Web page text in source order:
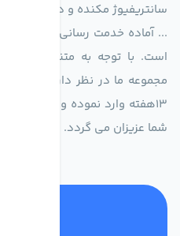
سانتریفیوژ مکنده و دمنده
... آماده خدمت رسانی به شرکت
است. با توجه به متنوع بودن
مجموعه ما در نظر دارد
13هفته وارد نموده و این عمر
شما عزیزان می گردد.